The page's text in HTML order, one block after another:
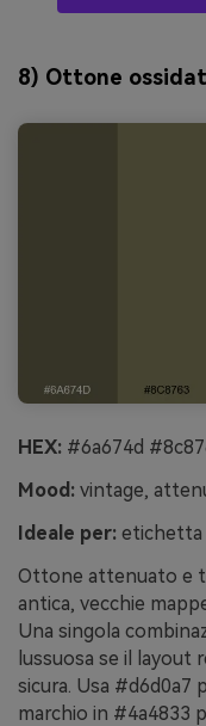
8) Ottone
HEX: #6a674d
Mood: vintage,
Ideale per: etichetta
Ottone attenuato e
antica, vecchie
Una singola
lussuosa se il layout
sicura. Usa #d6d0a7
marchio in #4a4833